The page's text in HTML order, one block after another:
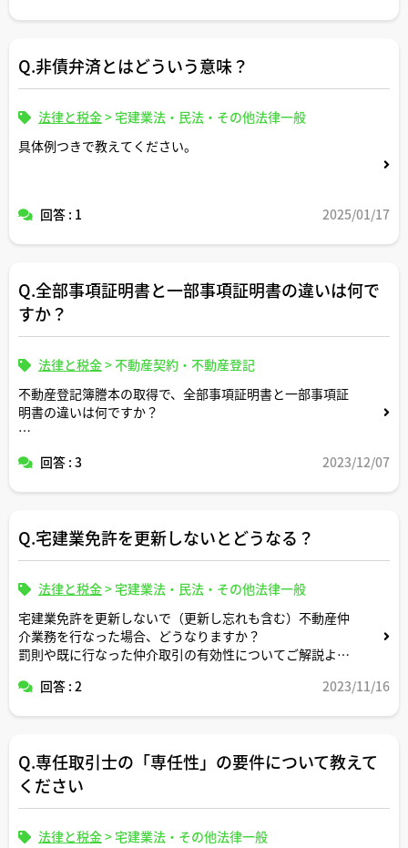
Q.非債弁済とはどういう意味？
法律と税金>宅建業法・民法・その他法律一般
具体例つきで教えてください。
回答 : 1 2025/01/17
Q.全部事項証明書と一部事項証明書の違いは何で
すか？
法律と税金>不動産契約・不動産登記
不動産登記簿謄本の取得で、全部事項証明書と一部事項証
明書の違いは何ですか？
在しますか？
回答 : 3 2023/12/07
Q.宅建業免許を更新しないとどうなる？
法律と税金>宅建業法・民法・その他法律一般
宅建業免許を更新しないで（更新し忘れも含む）不動産仲
介業務を行なった場合、どうなりますか？
罰則や既に行なった仲介取引の有効性についてご解説よろ
回答 : 2 2023/11/16
Q.専任取引士の「専任性」の要件について教えて
ください
法律と税金>宅建業法・その他法律一般